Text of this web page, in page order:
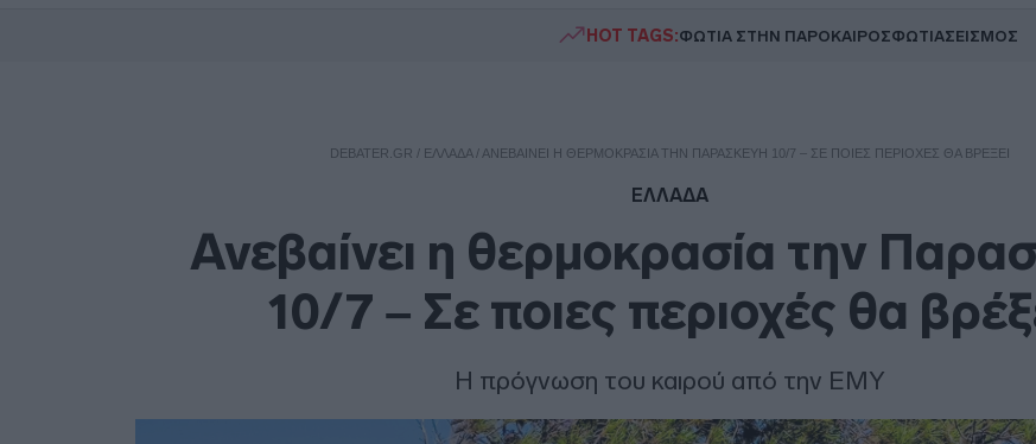
HOT TAGS:ΦΩΤΙΑ ΣΤΗΝ ΠΑΡΟΚΑΙΡΟΣΦΩΤΙΑΣΕΙΣΜΟΣ
DEBATER.GR / ΕΛΛΑΔΑ/ΑΝΕΒΑΊΝΕΙ Η ΘΕΡΜΟΚΡΑΣΊΑ ΤΗΝ ΠΑΡΑΣΚΕΥΉ 10/7 – ΣΕ ΠΟΙΕΣ ΠΕΡΙΟΧΈΣ ΘΑ ΒΡΈΞΕΙ
ΕΛΛΑΔΑ
Ανεβαίνει η θερμοκρασία την
10/7 – Σε ποιες περιοχές θα
Η πρόγνωση του καιρού από την ΕΜΥ